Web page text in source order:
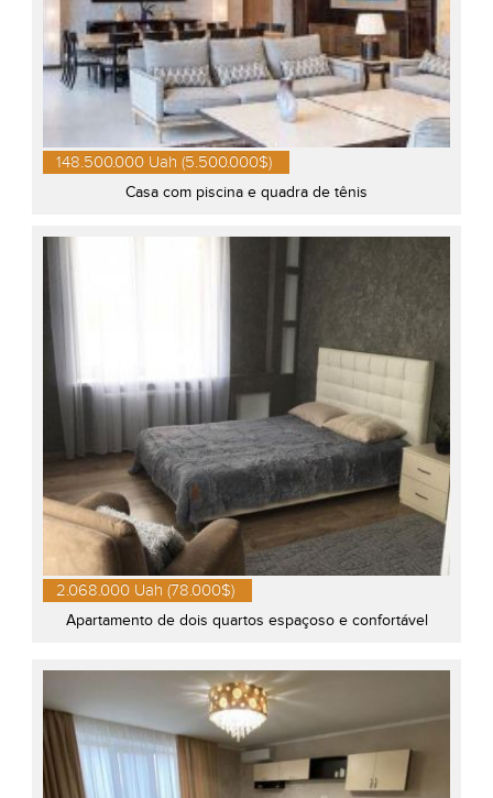
148.500.000 Uah (5.500.000$)
Casa com piscina e quadra de tênis
2.068.000 Uah (78.000$)
Apartamento de dois quartos espaçoso e confortável